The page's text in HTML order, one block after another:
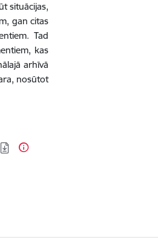
situācijas,
gan citas
Tad
kas
arhīvā
nosūtot